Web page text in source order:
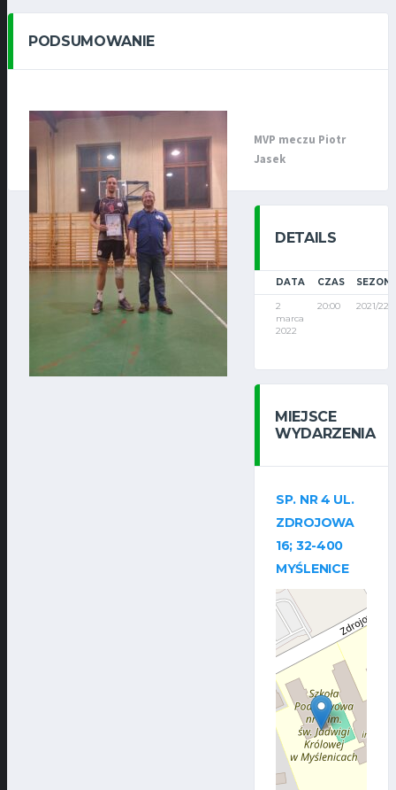
PODSUMOWANIE
MVP meczu Piotr
Jasek
DETAILS
DATA CZAS SEZON
2
marca
2022
20:00 2021/22
MIEJSCE
WYDARZENIA
SP. NR 4 UL.
ZDROJOWA
16; 32-400
MYŚLENICE